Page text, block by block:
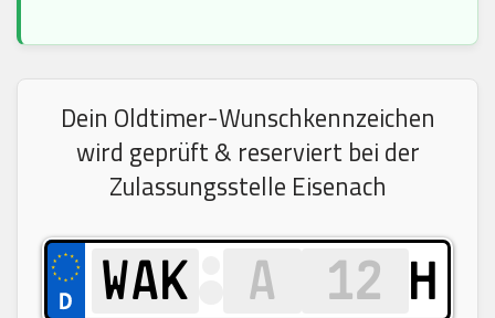
Dein Oldtimer-Wunschkennzeichen
wird geprüft & reserviert bei der
Zulassungsstelle Eisenach
H